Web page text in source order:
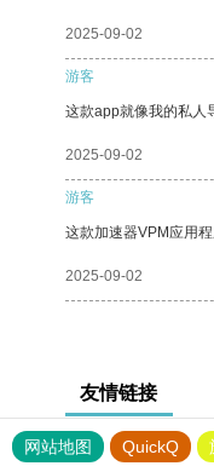
2025-09-02
游客
这款app就像我的私人
2025-09-02
游客
这款加速器VPM应用
2025-09-02
友情链接
网站地图 QuickQ